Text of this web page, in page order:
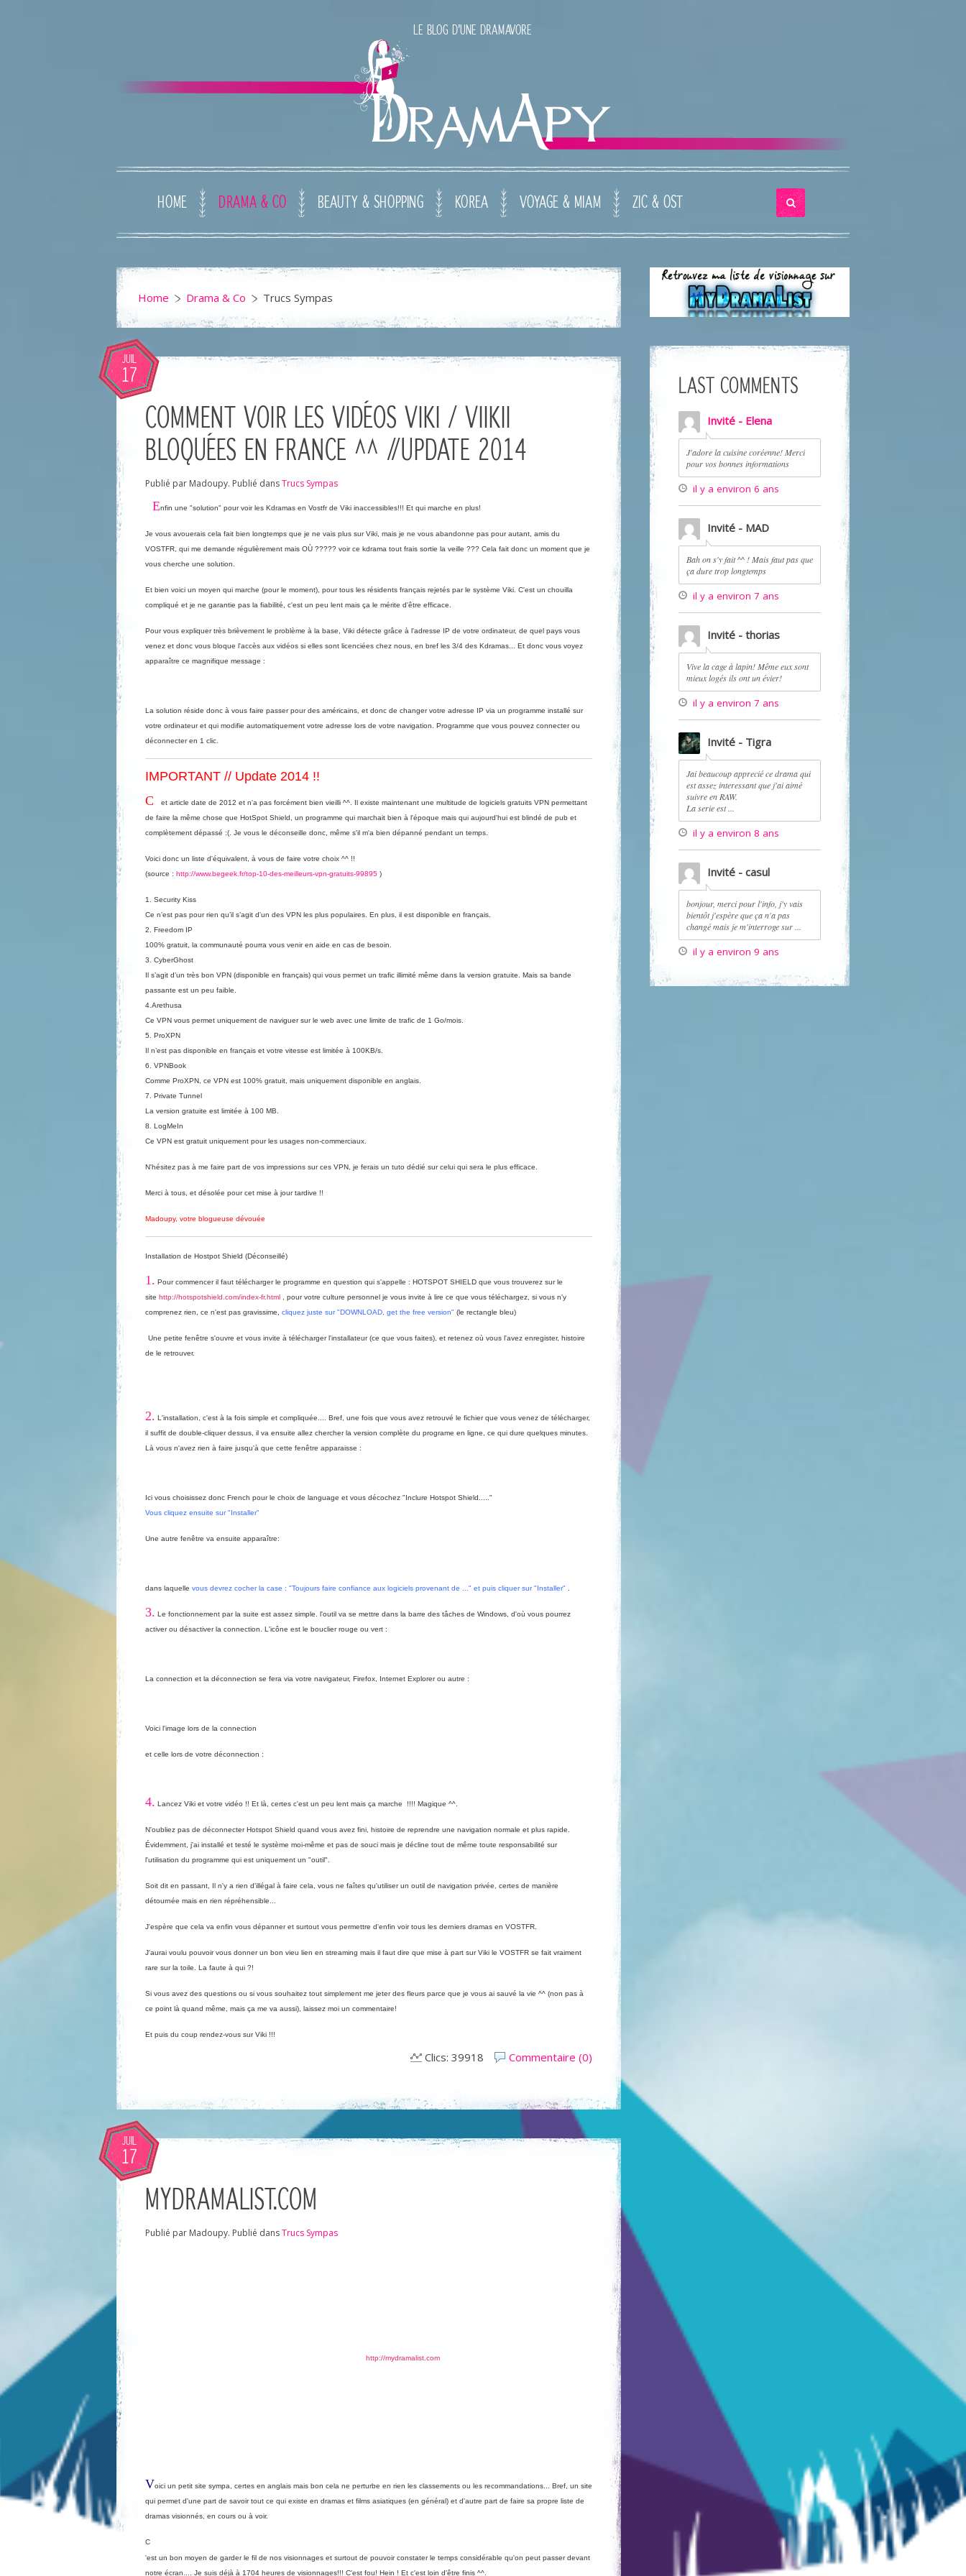
LE BLOG D'UNE DRAMAVORE
HOME DRAMA & CO BEAUTY & SHOPPING KOREA VOYAGE & MIAM ZIC & OST
Home Drama & Co Trucs Sympas
JUIL
17
COMMENT VOIR LES VIDÉOS VIKI / VIIKII
BLOQUÉES EN FRANCE ^^ //UPDATE 2014
Publié par Madoupy. Publié dansTrucs Sympas
Enfin une "solution" pour voir les Kdramas en Vostfr de Viki inaccessibles!!! Et qui marche en plus!
Je vous avouerais cela fait bien longtemps que je ne vais plus sur Viki, mais je ne vous abandonne pas pour autant, amis du
VOSTFR, qui me demande régulièrement mais OÙ ????? voir ce kdrama tout frais sortie la veille ??? Cela fait donc un moment que je
vous cherche une solution.
Et bien voici un moyen qui marche (pour le moment), pour tous les résidents français rejetés par le système Viki. C'est un chouilla
compliqué et je ne garantie pas la fiabilité, c'est un peu lent mais ça le mérite d'être efficace.
Pour vous expliquer très brièvement le problème à la base, Viki détecte grâce à l'adresse IP de votre ordinateur, de quel pays vous
venez et donc vous bloque l'accès aux vidéos si elles sont licenciées chez nous, en bref les 3/4 des Kdramas... Et donc vous voyez
apparaître ce magnifique message :
La solution réside donc à vous faire passer pour des américains, et donc de changer votre adresse IP via un programme installé sur
votre ordinateur et qui modifie automatiquement votre adresse lors de votre navigation. Programme que vous pouvez connecter ou
déconnecter en 1 clic.
IMPORTANT // Update 2014 !!
C
et article date de 2012 et n'a pas forcément bien vieilli ^^. Il existe maintenant une multitude de logiciels gratuits VPN permettant
de faire la même chose que HotSpot Shield , un programme qui marchait bien à l'époque mais qui aujourd'hui est blindé de pub et
complètement dépassé :(. Je vous le déconseille donc, même s'il m'a bien dépanné pendant un temps.
Voici donc un liste d'équivalent, à vous de faire votre choix ^^ !!
(source : http://www.begeek.fr/top-10-des-meilleurs-vpn-gratuits-99895 )
1. Security Kiss
Ce n’est pas pour rien qu’il s’agit d’un des VPN les plus populaires. En plus, il est disponible en français.
2. Freedom IP
100% gratuit, la communauté pourra vous venir en aide en cas de besoin.
3. CyberGhost
Il s’agit d’un très bon VPN (disponible en français) qui vous permet un trafic illimité même dans la version gratuite. Mais sa bande
passante est un peu faible.
4. Arethusa
Ce VPN vous permet uniquement de naviguer sur le web avec une limite de trafic de 1 Go/mois.
5. ProXPN
Il n’est pas disponible en français et votre vitesse est limitée à 100KB/s.
6. VPNBook
Comme ProXPN, ce VPN est 100% gratuit, mais uniquement disponible en anglais.
7. Private Tunnel
La version gratuite est limitée à 100 MB.
8. LogMeIn
Ce VPN est gratuit uniquement pour les usages non-commerciaux.
N'hésitez pas à me faire part de vos impressions sur ces VPN, je ferais un tuto dédié sur celui qui sera le plus efficace.
Merci à tous, et désolée pour cet mise à jour tardive !!
Madoupy, votre blogueuse dévouée
Installation de Hostpot Shield (Déconseillé)
1. Pour commencer il faut téléchargerle programme en question qui s'appelle : HOTSPOT SHIELD que vous trouverez sur le
site http://hotspotshield.com/index-fr.html , pour votre culture personnel je vous invite à lire ce que vous téléchargez, si vous n'y
comprenez rien, ce n'est pas gravissime, cliquez juste sur "DOWNLOAD, get the free version" (le rectangle bleu)
Une petite fenêtre s'ouvre et vous invite à télécharger l'installateur (ce que vous faites), et retenez où vous l'avez enregister, histoire
de le retrouver.
2. L'installation, c'est à la fois simple et compliquée.... Bref, une fois que vous avez retrouvé le fichier que vous venez de télécharger,
il suffit de double-cliquer dessus, il va ensuite allez chercher la version complète du programe en ligne, ce qui dure quelques minutes.
Là vous n'avez rien à faire jusqu'à que cette fenêtre apparaisse :
Ici vous choisissez donc French pour le choix de language et vous décochez "Inclure Hotspot Shield....."
Vous cliquez ensuite sur "Installer"
Une autre fenêtre va ensuite apparaître:
dans laquelle vous devrez cocher la case : "Toujours faire confiance aux logiciels provenant de ..." et puis cliquer sur "Installer"
3. Le fonctionnement par la suite est assez simple. l'outil va se mettre dans la barre des tâches de Windows, d'où vous pourrez
activer ou désactiver la connection. L'icône est le bouclier rouge ou vert :
La connection et la déconnection se fera via votre navigateur, Firefox, Internet Explorer ou autre :
Voici l'image lors de la connection
et celle lors de votre déconnection :
4. Lancez Viki et votre vidéo !! Et là, certes c'est un peu lent mais ça marche !!!! Magique ^^.
N'oubliez pas de déconnecter Hotspot Shield quand vous avez fini, histoire de reprendre une navigation normale et plus rapide.
Évidemment, j'ai installé et testé le système moi-même et pas de souci mais je décline tout de même toute responsabilité sur
l'utilisation du programme qui est uniquement un "outil".
Soit dit en passant, Il n'y a rien d'illégal à faire cela, vous ne faîtes qu'utiliser un outil de navigation privée, certes de manière
détournée mais en rien répréhensible...
J'espère que cela va enfin vous dépanner et surtout vous permettre d'enfin voir tous les derniers dramas en VOSTFR.
J'aurai voulu pouvoir vous donner un bon vieu lien en streaming mais il faut dire que mise à part sur Viki le VOSTFR se fait vraiment
rare sur la toile. La faute à qui ?!
Si vous avez des questions ou si vous souhaitez tout simplement me jeter des fleurs parce que je vous ai sauvé la vie ^^ (non pas à
ce point là quand même, mais ça me va aussi), laissez moi un commentaire!
Et puis du coup rendez-vous sur Viki !!!
Commentaire (0)
Clics: 39918
JUIL
17
MYDRAMALIST.COM
Publié par Madoupy. Publié dansTrucs Sympas
http://mydramalist.com
Voici un petit site sympa, certes en anglais mais bon cela ne perturbe en rien les classements ou les recommandations... Bref, un site
qui permet d'une part de savoir tout ce qui existe en dramas et films asiatiques (en général) et d'autre part de faire sa propre liste de
dramas visionnés, en cours ou à voir.
C
'est un bon moyen de garder le fil de nos visionnages et surtout de pouvoir constater le temps considérable qu'on peut passer devant
notre écran.... Je suis déjà à 1704 heures de visionnages!!! C'est fou! Hein ! Et c'est loin d'être finis ^^.
LAST COMMENTS
Invité - Elena
J'adore la cuisine coréenne! Merci
pour vos bonnes informations
il y a environ 6 ans
Invité - MAD
Bah on s'y fait ^^ ! Mais faut pas que
ça dure trop longtemps
il y a environ 7 ans
Invité - thorias
Vive la cage à lapin! Même eux sont
mieux logés ils ont un évier!
il y a environ 7 ans
Invité - Tigra
Jai beaucoup apprecié ce drama qui
est assez interessant que j'ai aimé
suivre en RAW.
La serie est ...
il y a environ 8 ans
Invité - casul
bonjour, merci pour l'info, j'y vais
bientôt j'espère que ça n'a pas
changé mais je m'interroge sur ...
il y a environ 9 ans